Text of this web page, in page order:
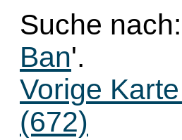
Suche
Ban'.
Vorige
(672)